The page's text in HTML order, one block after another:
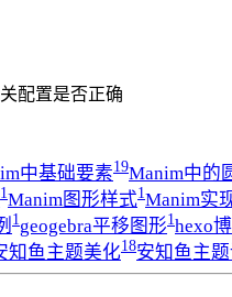
配置是否正确
中基础要素19Manim中的
1Manim图形样式1Manim实
1geogebra平移图形1hexo
知鱼主题美化18安知鱼主